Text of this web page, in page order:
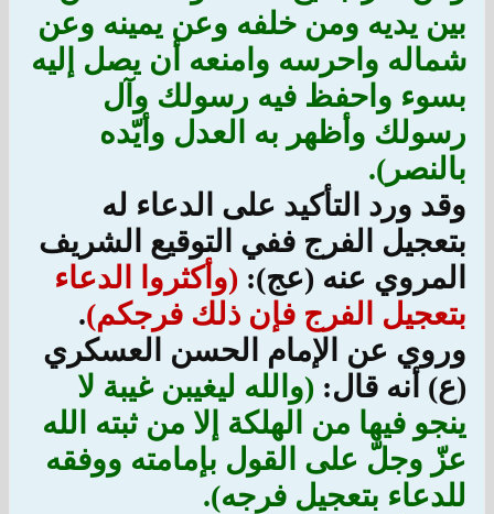
بين يديه ومن خلفه وعن يمينه وعن
شماله واحرسه وامنعه أن يصل إليه
بسوء واحفظ فيه رسولك وآل
رسولك وأظهر به العدل وأيّده
بالنصر).
وقد ورد التأكيد على الدعاء له
بتعجيل الفرج ففي التوقيع الشريف
المروي عنه (عج): (وأكثروا الدعاء
بتعجيل الفرج فإن ذلك فرجكم).
وروي عن الإمام الحسن العسكري
(ع) أنه قال: (والله ليغيبن غيبة لا
ينجو فيها من الهلكة إلا من ثبته الله
عزّ وجلّ على القول بإمامته ووفقه
للدعاء بتعجيل فرجه).